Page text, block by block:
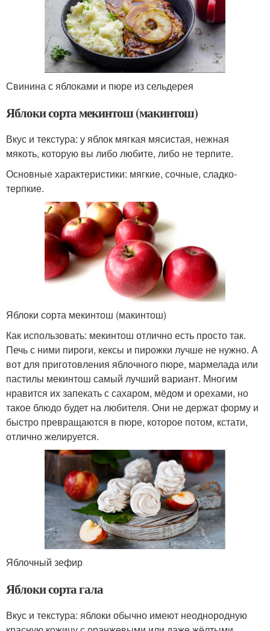
Свинина с яблоками и пюре из сельдерея
Яблоки сорта мекинтош (макинтош)
Вкус и текстура: у яблок мягкая мясистая, нежная
мякоть, которую вы либо любите, либо не терпите.
Основные характеристики: мягкие, сочные, сладко-
терпкие.
Яблоки сорта мекинтош (макинтош)
Как использовать: мекинтош отлично есть просто так.
Печь с ними пироги, кексы и пирожки лучше не нужно. А
вот для приготовления яблочного пюре, мармелада или
пастилы мекинтош самый лучший вариант. Многим
нравится их запекать с сахаром, мёдом и орехами, но
такое блюдо будет на любителя. Они не держат форму и
быстро превращаются в пюре, которое потом, кстати,
отлично желируется.
Яблочный зефир
Яблоки сорта гала
Вкус и текстура: яблоки обычно имеют неоднородную